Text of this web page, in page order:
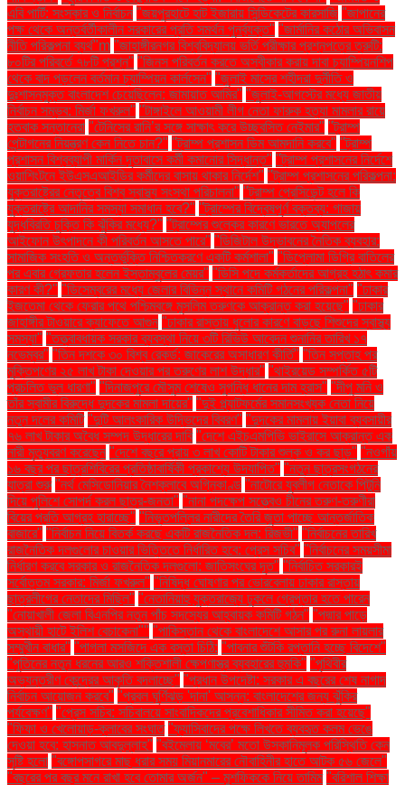
এবি পার্টি: সংস্কার ও নির্বাচন "জয়পুরহাটে হাট ইজারায় সিন্ডিকেটের কারসাজি "জাপানের
পক্ষ থেকে অন্তর্বর্তীকালীন সরকারের প্রতি সমর্থন পুনর্ব্যক্ত" "জার্মানির কঠোর অভিবাসন
নীতি পরিকল্পনা ব্যর্থ"m "জাহাঙ্গীরনগর বিশ্ববিদ্যালয় ভর্তি পরীক্ষার প্রশ্নপত্রে ত্রুটি:
৮০টির পরিবর্তে ৭৮টি প্রশ্ন" "জিনস পরিবর্তন করতে অস্বীকার করায় দাবা চ্যাম্পিয়নশিপ
থেকে বাদ পড়লেন বর্তমান চ্যাম্পিয়ন কার্লসেন" "জুলাই মাসের শহীদরা দুর্নীতি ও
দুঃশাসনমুক্ত বাংলাদেশ চেয়েছিলেন: জামায়াত আমির" "জুলাই-আগস্টের মধ্যে জাতীয়
নির্বাচন সম্ভব: মির্জা ফখরুল" "টাঙ্গাইলে আওয়ামী লীগ নেতা ফারুক হত্যা মামলার রায়ে
হতবাক সন্তানেরা "টেনিসের রানি’র সঙ্গে সাক্ষাৎ করে উচ্ছ্বসিত নেইমার" "ট্রাম্প
পেন্টাগনের নিয়ন্ত্রণ কেন নিতে চান?" "ট্রাম্প প্রশাসন ডিম আমদানি করবে" "ট্রাম্প
প্রশাসন বিশ্বব্যাপী মার্কিন দূতাবাসে কর্মী কমানোর সিদ্ধান্ত" "ট্রাম্প প্রশাসনের নির্দেশে
ওয়াশিংটনে ইউএসএআইডির কর্মীদের বাসায় থাকার নির্দেশ" "ট্রাম্প প্রশাসনের পরিকল্পনা:
যুক্তরাষ্ট্রের নেতৃত্বে বিশ্ব স্বাস্থ্য সংস্থা পরিচালনা" "ট্রাম্প প্রেসিডেন্ট হলে কি
যুক্তরাষ্ট্রে আদানির সমস্যা সমাধান হবে?" "ট্রাম্পের বিদ্বেষপূর্ণ বক্তব্য: গাজায়
যুদ্ধবিরতি চুক্তি কি ঝুঁকির মধ্যে?" "ট্রাম্পের শুল্কের কারণে ভারতে অ্যাপলের
আইফোন উৎপাদনে কী পরিবর্তন আসতে পারে" "ডিজিটাল উদ্ভাবনের নৈতিক ব্যবহার:
সামাজিক সংহতি ও অন্তর্ভুক্তি নিশ্চিতকরণে একটি কর্মশালা" "ডিপ্লোমা ডিগ্রি বাতিলের
পর এবার গ্রেফতার হলেন ইস্তাম্বুলের মেয়র" "ডিসি পদে কর্মকর্তাদের আগ্রহ হঠাৎ কমার
কারণ কী?" "ডিসেম্বরের মধ্যে জেলার বিভিন্ন স্থানে কমিটি গঠনের পরিকল্পনা" "ঢাকার
ইজতেমা থেকে ফেরার পথে পশ্চিমবঙ্গে মুসলিম তরুণকে আক্রান্ত করা হয়েছে" "ঢাকার
জাহাঙ্গীর টাওয়ারে ক্যাফেতে আগুন "ঢাকার রাস্তায় ধুলোর কারণে বাড়ছে শিশুদের স্বাস্থ্য
সমস্যা" "তত্ত্বাবধায়ক সরকার ব্যবস্থা নিয়ে ৩টি রিভিউ আবেদন শুনানির তারিখ ১৭
নভেম্বর" "তিন দশকে ৩০ বিশ্ব রেকর্ড: জাকেরের অসাধারণ কীর্তি" "তিন সপ্তাহ পর
মুক্তিপণের ২৫ লাখ টাকা দেওয়ার পর তরুণের লাশ উদ্ধার" "থাইরয়েড সম্পর্কিত ৫টি
প্রচলিত ভুল ধারণা" "দিনাজপুরে মৌসুম শেষেও সুগন্ধি ধানের দাম হ্রাস" "দীপু মনি ও
তাঁর স্বামীর বিরুদ্ধে দুদকের মামলা দায়ের" "দুই প্ল্যাটফর্মের সমানসংখ্যক নেতা নিয়ে
নতুন দলের কমিটি "দুটি আলংকারিক উদ্ভিদের বিবরণ" "দুদকের মামলায় ইয়াবা ব্যবসায়ীর
৭৬ লাখ টাকার অবৈধ সম্পদ উদ্ধারের দাবি "দেশে এইচএমপিভি ভাইরাসে আক্রান্ত এক
নারী মৃত্যুবরণ করেছেন "দেশে বছরে প্রায় ৩ লাখ কোটি টাকার শুল্ক ও কর ছাড়" "নওগাঁয়
১৬ বছর পর ছাত্রশিবিরের প্রতিষ্ঠাবার্ষিকী প্রকাশ্যে উদযাপিত" "নতুন ছাত্রসংগঠনের
যাত্রা শুরু "নর্থ মেসিডোনিয়ার নৈশক্লাবে অগ্নিকাণ্ড "নাটোরে যুবলীগ নেতাকে পিটুনি
দিয়ে পুলিশে সোপর্দ করল ছাত্র-জনতা" "নানা পদক্ষেপ সত্ত্বেও চীনের তরুণ-তরুণীরা
বিয়ের প্রতি আগ্রহ হারাচ্ছে" "নিভৃতপল্লির নারীদের তৈরি জুতা পাচ্ছে আন্তর্জাতিক
বাজারে" "নির্বাচন নিয়ে বিতর্ক করছে একটি রাজনৈতিক দল: রিজভী" "নির্বাচনের তারিখ
রাজনৈতিক দলগুলোর চাওয়ার ভিত্তিতে নির্ধারিত হবে: প্রেস সচিব" "নির্বাচনের সময়সীমা
নির্ধারণ করবে সরকার ও রাজনৈতিক দলগুলো: জাতিসংঘের দূত" "নির্বাচিত সরকারই
সর্বোত্তম সরকার: মির্জা ফখরুল" "নিষিদ্ধ ঘোষণার পর ভোরবেলায় ঢাকার রাস্তায়
ছাত্রলীগের নেতাদের মিছিল" "নেতানিয়াহু যুক্তরাজ্যে ঢুকলে গ্রেপ্তার হতে পারেন
"নোয়াখালী জেলা বিএনপির নতুন পাঁচ সদস্যের আহ্বায়ক কমিটি গঠন" "পদ্মার পাড়ে
অস্থায়ী হাটে ইলিশ বেচাকেনা"'' "পাকিস্তান থেকে বাংলাদেশে আসার পর রুনা লায়লার
সম্মুখীন বাধার" "পাগলা মসজিদে এক বস্তা চিঠি: "পাবনার শুঁটকি রপ্তানি হচ্ছে বিদেশে"
"পুতিনের নতুন ধরনের আরও শক্তিশালী ক্ষেপণাস্ত্র ব্যবহারের হুমকি" "পৃথিবীর
অভ্যন্তরীণ কেন্দ্রের আকৃতি বদলাচ্ছে" "প্রধান উপদেষ্টা: সরকার এ বছরের শেষ নাগাদ
নির্বাচন আয়োজন করবে" "প্রবল ঘূর্ণিঝড় 'দানা' আসন্ন: বাংলাদেশের জন্য ঝুঁকির
পর্যবেক্ষণ" "প্রেস সচিব: সচিবালয়ে সাংবাদিকদের প্রবেশাধিকার সীমিত করা হয়েছে"
"ফিফা ও খেলোয়াড়-ক্লাবের সংঘাত "ফ্যাসিবাদের পক্ষে লিখতে ব্যবহৃত কলম ভেঙে
দেওয়া হবে: হাসনাত আবদুল্লাহ" "বইমেলায় ‘মবের’ মতো উসকানিমূলক পরিস্থিতি কেন
সৃষ্টি হলো "বঙ্গোপসাগরে মাছ ধরার সময় মিয়ানমারের নৌবাহিনীর হাতে আটক ৫৬ জেলে"
"বছরের পর বছর মনে রাখা হবে তোমার অর্জন" – মুশফিককে নিয়ে তামিম "বরিশাল শিক্ষা